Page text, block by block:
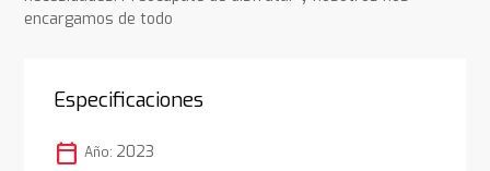
encargamos de todo
Especificaciones
calendar_today Año: 2023